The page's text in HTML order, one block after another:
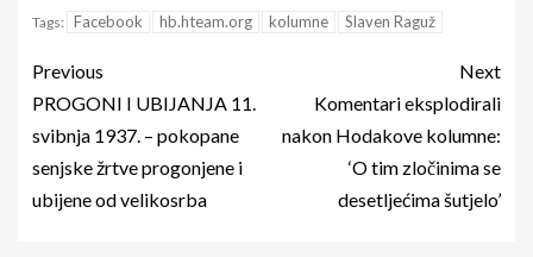
Tags: Facebook hb.hteam.org kolumne Slaven Raguž
Previous
PROGONI I UBIJANJA 11.
svibnja 1937. – pokopane
senjske žrtve progonjene i
ubijene od velikosrba
Next
Komentari eksplodirali
nakon Hodakove kolumne:
‘O tim zločinima se
desetljećima šutjelo’